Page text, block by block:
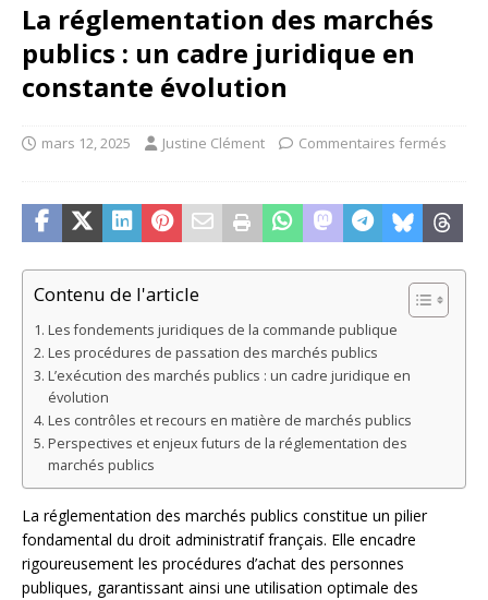
La réglementation des marchés
publics : un cadre juridique en
constante évolution
mars 12, 2025 Justine Clément Commentaires fermés
Contenu de l'article
Les fondements juridiques de la commande publique
Les procédures de passation des marchés publics
L’exécution des marchés publics : un cadre juridique en
évolution
Les contrôles et recours en matière de marchés publics
Perspectives et enjeux futurs de la réglementation des
marchés publics
La réglementation des marchés publics constitue un pilier
fondamental du droit administratif français. Elle encadre
rigoureusement les procédures d’achat des personnes
publiques, garantissant ainsi une utilisation optimale des